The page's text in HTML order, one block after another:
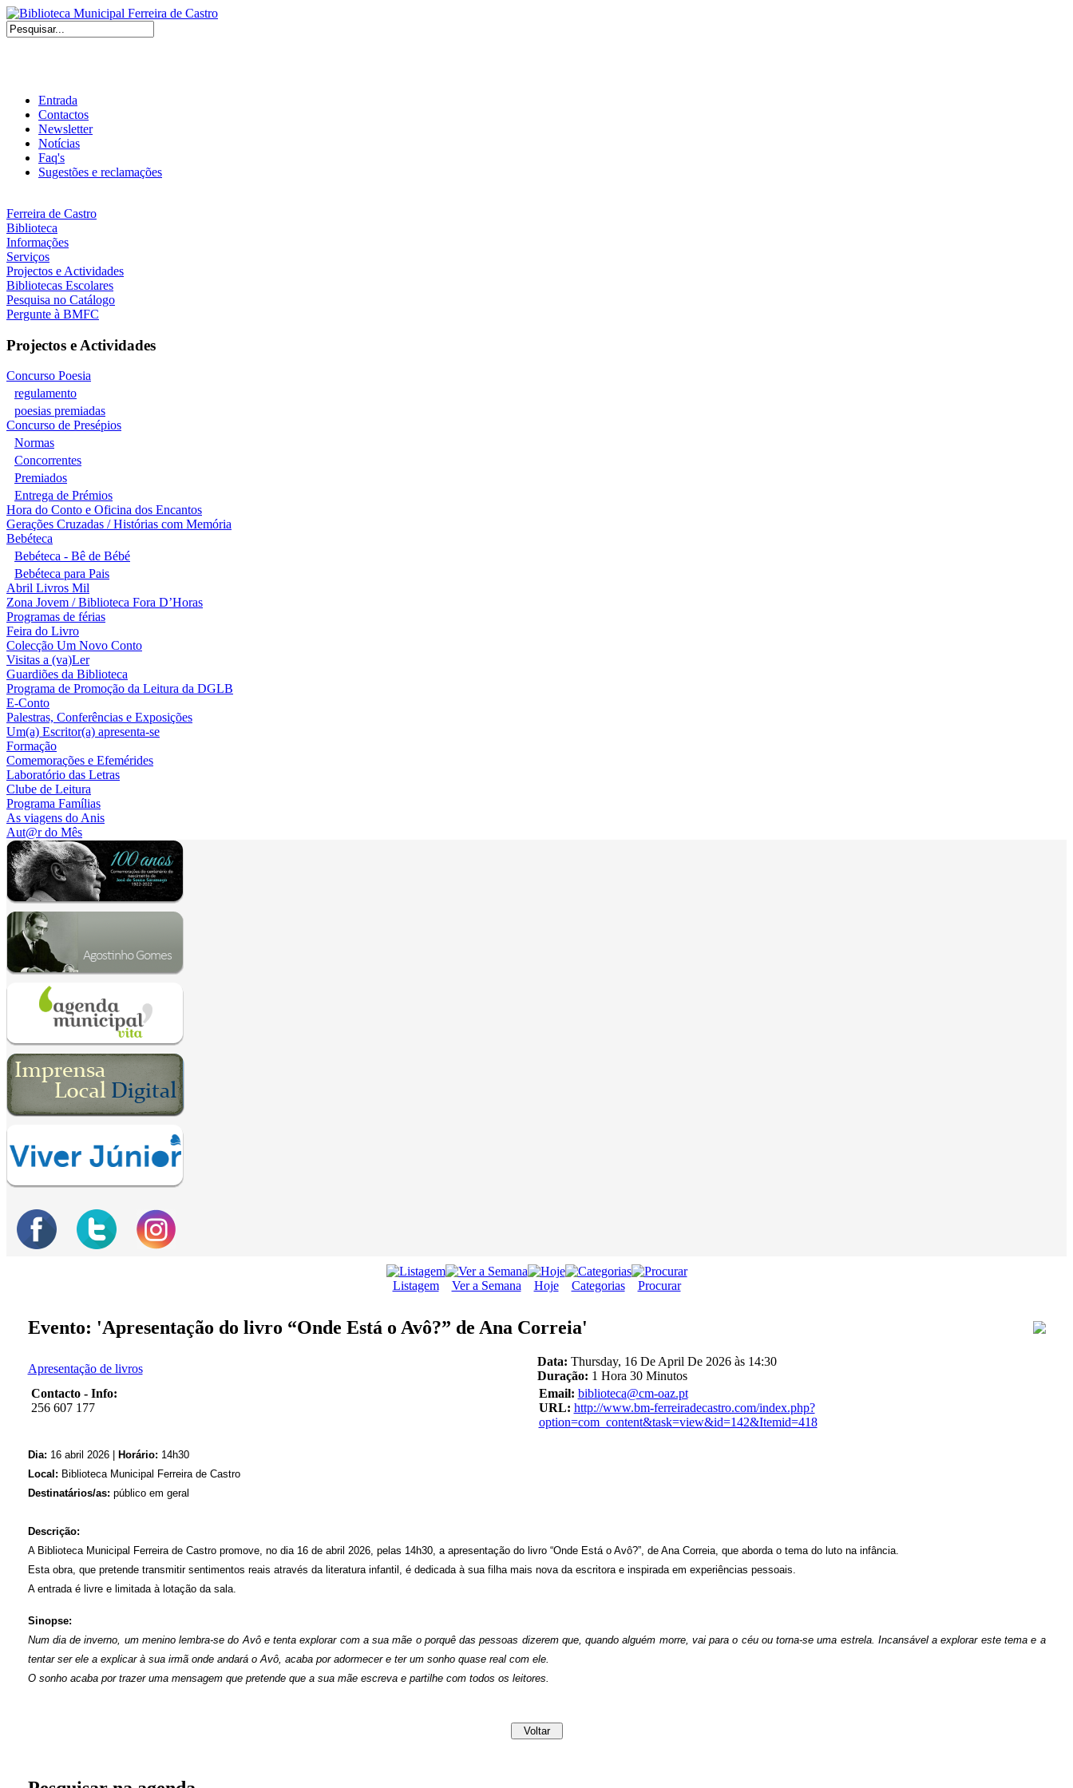
Entrada
Contactos
Newsletter
Notícias
Faq's
Sugestões e reclamações
Ferreira de Castro
Biblioteca
Informações
Serviços
Projectos e Actividades
Bibliotecas Escolares
Pesquisa no Catálogo
Pergunte à BMFC
Projectos e Actividades
Concurso Poesia
regulamento
poesias premiadas
Concurso de Presépios
Normas
Concorrentes
Premiados
Entrega de Prémios
Hora do Conto e Oficina dos Encantos
Gerações Cruzadas / Histórias com Memória
Bebéteca
Bebéteca - Bê de Bébé
Bebéteca para Pais
Abril Livros Mil
Zona Jovem / Biblioteca Fora D’Horas
Programas de férias
Feira do Livro
Colecção Um Novo Conto
Visitas a (va)Ler
Guardiões da Biblioteca
Programa de Promoção da Leitura da DGLB
E-Conto
Palestras, Conferências e Exposições
Um(a) Escritor(a) apresenta-se
Formação
Comemorações e Efemérides
Laboratório das Letras
Clube de Leitura
Programa Famílias
As viagens do Anis
Aut@r do Mês
Listagem Ver a Semana Hoje Categorias Procurar
Evento: 'Apresentação do livro “Onde Está o Avô?” de Ana Correia'
Apresentação de livros
Data: Thursday, 16 De April De 2026 às 14:30
Duração: 1 Hora 30 Minutos
Contacto - Info:
256 607 177
Email: biblioteca@cm-oaz.pt
URL: http://www.bm-ferreiradecastro.com/index.php?
option=com_content&task=view&id=142&Itemid=418
Dia: 16 abril 2026 | Horário: 14h30
Local: Biblioteca Municipal Ferreira de Castro
Destinatários/as: público em geral
Descrição:
A Biblioteca Municipal Ferreira de Castro promove, no dia 16 de abril 2026, pelas 14h30, a apresentação do livro “Onde Está o Avô?”, de Ana Correia, que aborda o tema do luto na infância.
Esta obra, que pretende transmitir sentimentos reais através da literatura infantil, é dedicada à sua filha mais nova da escritora e inspirada em experiências pessoais.
A entrada é livre e limitada à lotação da sala.
Sinopse:
Num dia de inverno, um menino lembra-se do Avô e tenta explorar com a sua mãe o porquê das pessoas dizerem que, quando alguém morre, vai para o céu ou torna-se uma estrela. Incansável a explorar este tema e a
tentar ser ele a explicar à sua irmã onde andará o Avô, acaba por adormecer e ter um sonho quase real com ele.
O sonho acaba por trazer uma mensagem que pretende que a sua mãe escreva e partilhe com todos os leitores.